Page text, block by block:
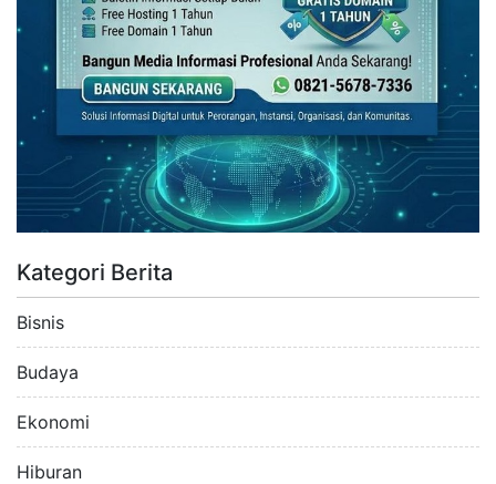
Kategori Berita
Bisnis
Budaya
Ekonomi
Hiburan